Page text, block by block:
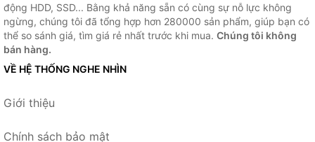
động HDD, SSD... Bằng khả năng sẵn có cùng sự nỗ lực không
ngừng, chúng tôi đã tổng hợp hơn 280000 sản phẩm, giúp bạn có
thể so sánh giá, tìm giá rẻ nhất trước khi mua. Chúng tôi không
bán hàng.
VỀ HỆ THỐNG NGHE NHÌN
Giới thiệu
Chính sách bảo mật